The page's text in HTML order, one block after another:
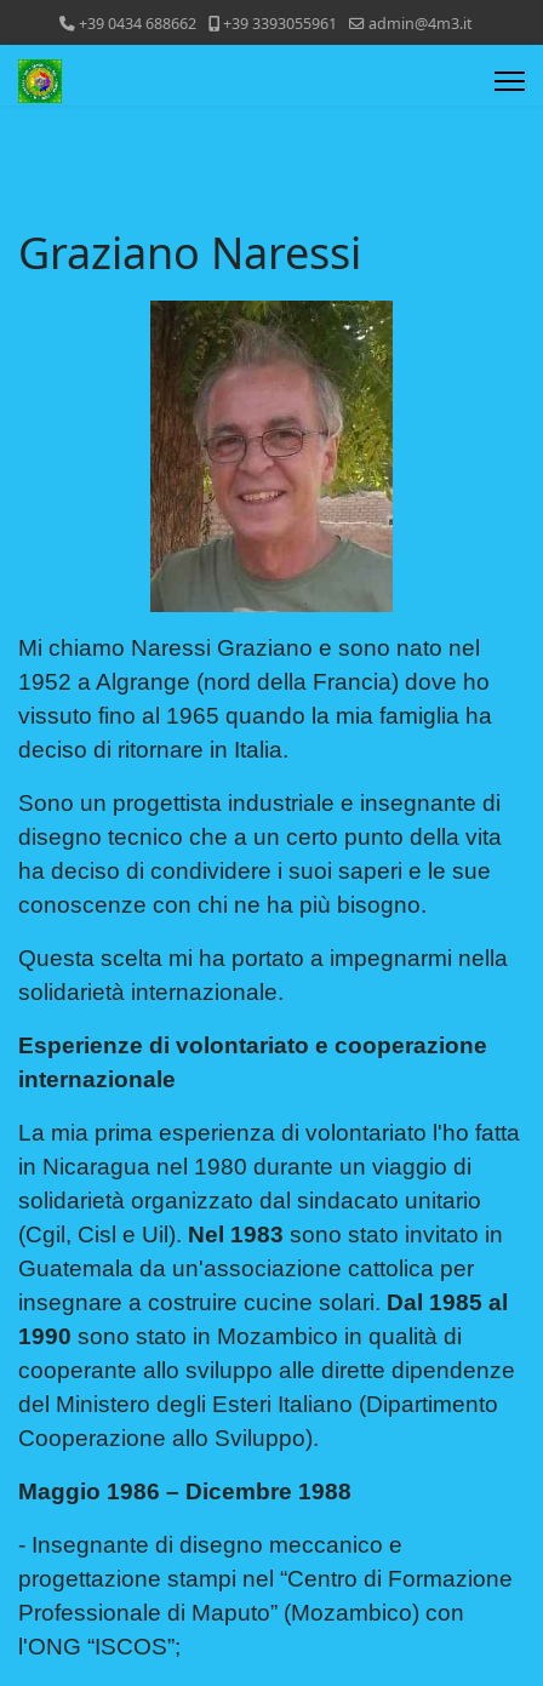
+39 0434 688662 +39 3393055961 admin@4m3.it
Graziano Naressi
Mi chiamo Naressi Graziano e sono nato nel
1952 a Algrange (nord della Francia) dove ho
vissuto fino al 1965 quando la mia famiglia ha
deciso di ritornare in Italia.
Sono un progettista industriale e insegnante di
disegno tecnico che a un certo punto della vita
ha deciso di condividere i suoi saperi e le sue
conoscenze con chi ne ha più bisogno.
Questa scelta mi ha portato a impegnarmi nella
solidarietà internazionale.
Esperienze di volontariato e cooperazione
internazionale
La mia prima esperienza di volontariato l'ho fatta
in Nicaragua nel 1980 durante un viaggio di
solidarietà organizzato dal sindacato unitario
(Cgil, Cisl e Uil). Nel 1983 sono stato invitato in
Guatemala da un'associazione cattolica per
insegnare a costruire cucine solari. Dal 1985 al
1990 sono stato in Mozambico in qualità di
cooperante allo sviluppo alle dirette dipendenze
del Ministero degli Esteri Italiano (Dipartimento
Cooperazione allo Sviluppo).
Maggio 1986 – Dicembre 1988
- Insegnante di disegno meccanico e
progettazione stampi nel “Centro di Formazione
Professionale di Maputo” (Mozambico) con
l'ONG “ISCOS”;